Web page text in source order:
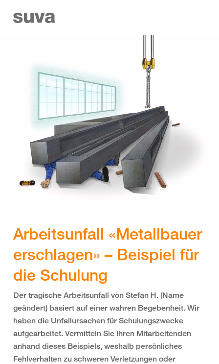
Arbeitsunfall «Metallbauer
erschlagen» – Beispiel für
die Schulung
Der tragische Arbeitsunfall von Stefan H. (Name
geändert) basiert auf einer wahren Begebenheit. Wir
haben die Unfallursachen für Schulungszwecke
aufgearbeitet. Vermitteln Sie Ihren Mitarbeitenden
anhand dieses Beispiels, weshalb persönliches
Fehlverhalten zu schweren Verletzungen oder